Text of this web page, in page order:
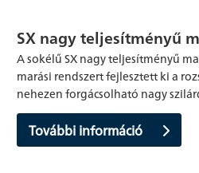
SX nagy teljesítményű
A sokélű SX nagy teljesítményű
marási rendszert fejlesztett ki a
nehezen forgácsolható nagy
További információ